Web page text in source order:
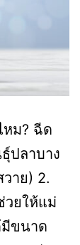
หม? ฉีด
ปลาบาง
าย) 2.
วยให้แม่
มีขนาด